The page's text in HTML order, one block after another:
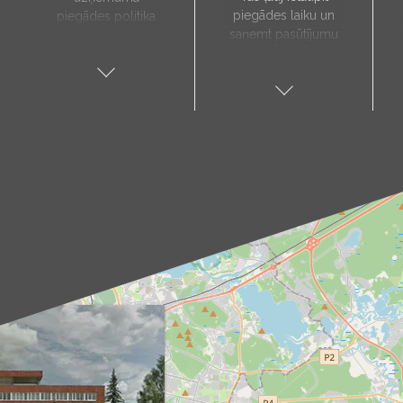
piegādes politika
uz jūsu norādīto
sazināsies, lai
pārliecinātos par
piegādes adresi un
paziņotu par
paredzamo
piegādes laiku.
piegādes laiku un
saņemt pasūtījumu
saņemšanas punkti:
Saulkrasti, Talsi,
Tukums, Valka,
Valmiera.
Kā sazināties?
Izvēlies sev tuvāko
punktu un raksti uz
attiecīgo e-pasta
adresi (piemēram,
aloja@produs.lv
cesis@produs.lv,